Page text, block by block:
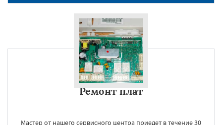
Ремонт плат
Мастер от нашего сервисного центра приедет в течение 30